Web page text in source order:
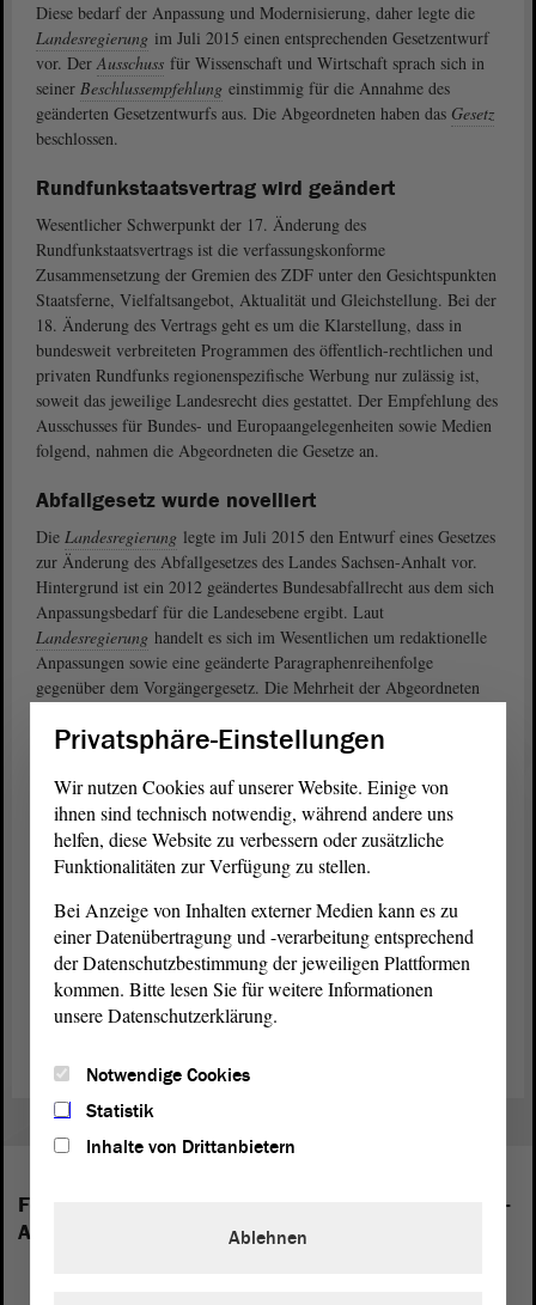
Diese bedarf der Anpassung und Modernisierung, daher legte die
Landesregierung im Juli 2015 einen entsprechenden Gesetzentwurf
vor. DerAusschuss für Wissenschaft und Wirtschaft sprach sich in
seiner Beschlussempfehlung einstimmig für die Annahme des
geänderten Gesetzentwurfs aus. Die Abgeordneten haben das Gesetz
beschlossen.
Rundfunkstaatsvertrag wird geändert
Wesentlicher Schwerpunkt der 17. Änderung des
Rundfunkstaatsvertrags ist die verfassungskonforme
Zusammensetzung der Gremien des ZDF unter den Gesichtspunkten
Staatsferne, Vielfaltsangebot, Aktualität und Gleichstellung. Bei der
18. Änderung des Vertrags geht es um die Klarstellung, dass in
bundesweit verbreiteten Programmen des öffentlich-rechtlichen und
privaten Rundfunks regionenspezifische Werbung nur zulässig ist,
soweit das jeweilige Landesrecht dies gestattet. Der Empfehlung des
Ausschusses für Bundes- und Europaangelegenheiten sowie Medien
folgend, nahmen die Abgeordneten die Gesetze an.
Abfallgesetz wurde novelliert
Die Landesregierung legte im Juli 2015 den Entwurf eines Gesetzes
zur Änderung des Abfallgesetzes des Landes Sachsen-Anhalt vor.
Hintergrund ist ein 2012 geändertes Bundesabfallrecht aus dem sich
Anpassungsbedarf für die Landesebene ergibt. Laut
Landesregierung handelt es sich im Wesentlichen um redaktionelle
Anpassungen sowie eine geänderte Paragraphenreihenfolge
gegenüber dem Vorgängergesetz. Die Mehrheit der Abgeordneten
Jugendteilhabegesetz geht in dritte Runde
Um junge Menschen in Sachsen-Anhalt besser in die politische
Entscheidungsfindung einzubinden, legte dieFraktionDIE LINKE
im Februar 2014 ein Kinder- und Jugendteilhabegesetz vor. Das
Gesetzsoll eine Änderung der Verfassung bewirken und der
eigenständigen Persönlichkeit von Kindern und Jugendlichen mehr
Beachtung schenken. DerAusschussfür Arbeit und Soziales
empfahl, den Gesetzentwurf abzulehnen. Verfassungsändernde
Gesetzesteile müssen lautGeschäftsordnungaber drei Beratungen
imPlenumdurchlaufen. Daher wurde der Gesetzentwurf zurück in
die Ausschüsse überwiesen.
Folgende Fraktionen sind im Landtag von Sachsen-
Anhalt vertreten:
Privatsphäre-Einstellungen
Wir nutzen Cookies auf unserer Website. Einige von
ihnen sind technisch notwendig, während andere uns
helfen, diese Website zu verbessern oder zusätzliche
Funktionalitäten zur Verfügung zu stellen.
Bei Anzeige von Inhalten externer Medien kann es zu
einer Datenübertragung und -verarbeitung entsprechend
der Datenschutzbestimmung der jeweiligen Plattformen
kommen. Bitte lesen Sie für weitere Informationen
unsere Datenschutzerklärung.
Notwendige Cookies
Statistik
Inhalte von Drittanbietern
Ablehnen